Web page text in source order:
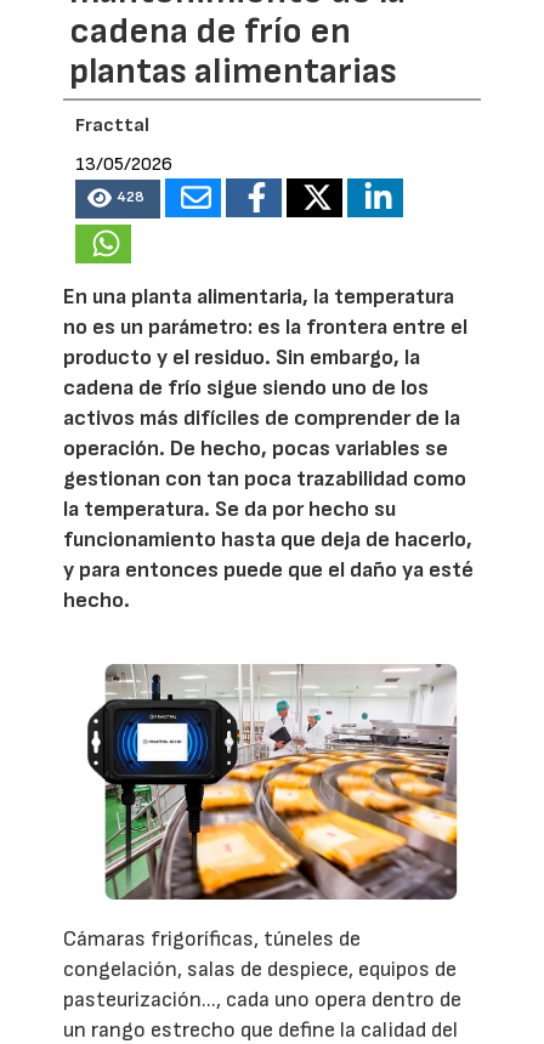
cadena de frío en
plantas alimentarias
Fracttal
13/05/2026
428
En una planta alimentaria, la temperatura
no es un parámetro: es la frontera entre el
producto y el residuo. Sin embargo, la
cadena de frío sigue siendo uno de los
activos más difíciles de comprender de la
operación. De hecho, pocas variables se
gestionan con tan poca trazabilidad como
la temperatura. Se da por hecho su
funcionamiento hasta que deja de hacerlo,
y para entonces puede que el daño ya esté
hecho.
Cámaras frigoríficas, túneles de
congelación, salas de despiece, equipos de
pasteurización..., cada uno opera dentro de
un rango estrecho que define la calidad del